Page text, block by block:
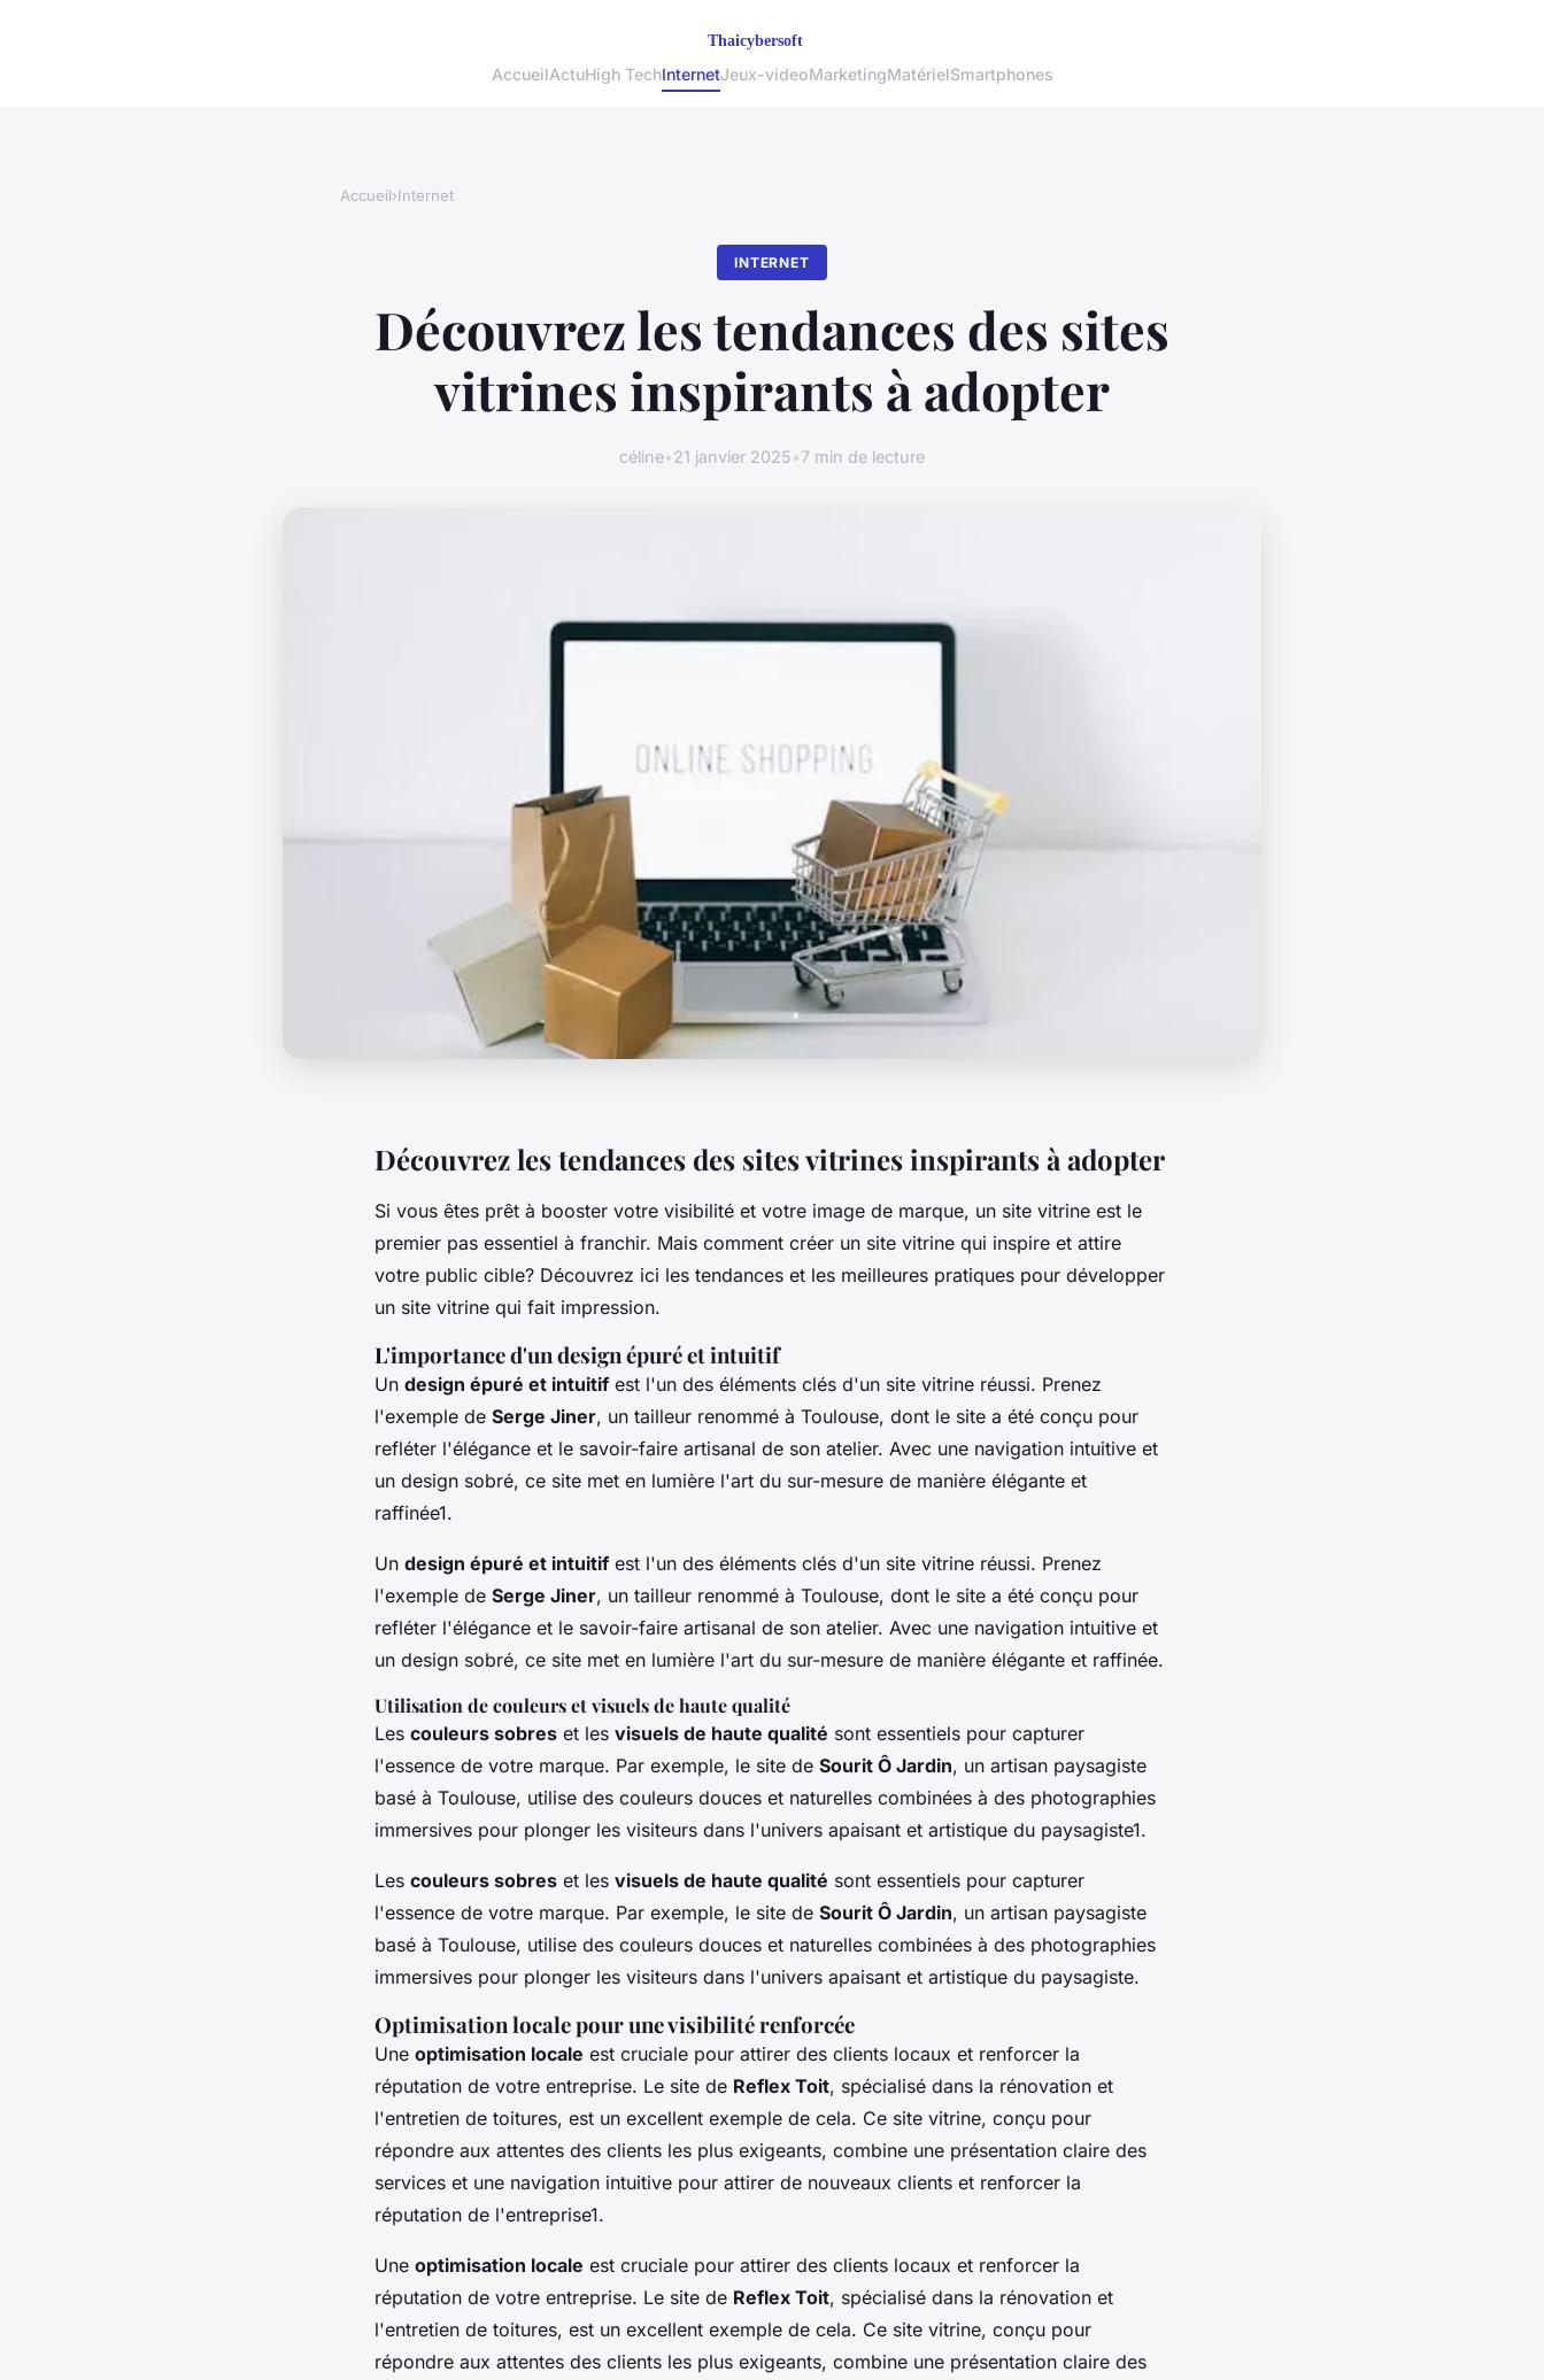
AccueilActuHigh TechInternetJeux-videoMarketingMatérielSmartphones
Accueil›Internet
INTERNET
Découvrez les tendances des sites
vitrines inspirants à adopter
céline•21 janvier 2025•7 min de lecture
Découvrez les tendances des sites vitrines inspirants à adopter
Si vous êtes prêt à booster votre visibilité et votre image de marque, un site vitrine est le
premier pas essentiel à franchir. Mais comment créer un site vitrine qui inspire et attire
votre public cible? Découvrez ici les tendances et les meilleures pratiques pour développer
un site vitrine qui fait impression.
L'importance d'un design épuré et intuitif
Un design épuré et intuitif est l'un des éléments clés d'un site vitrine réussi. Prenez
l'exemple de Serge Jiner, un tailleur renommé à Toulouse, dont le site a été conçu pour
refléter l'élégance et le savoir-faire artisanal de son atelier. Avec une navigation intuitive et
un design sobré, ce site met en lumière l'art du sur-mesure de manière élégante et
raffinée1.
Un design épuré et intuitif est l'un des éléments clés d'un site vitrine réussi. Prenez
l'exemple de Serge Jiner, un tailleur renommé à Toulouse, dont le site a été conçu pour
refléter l'élégance et le savoir-faire artisanal de son atelier. Avec une navigation intuitive et
un design sobré, ce site met en lumière l'art du sur-mesure de manière élégante et raffinée.
Utilisation de couleurs et visuels de haute qualité
Les couleurs sobres et les visuels de haute qualité sont essentiels pour capturer
l'essence de votre marque. Par exemple, le site de Sourit Ô Jardin, un artisan paysagiste
basé à Toulouse, utilise des couleurs douces et naturelles combinées à des photographies
immersives pour plonger les visiteurs dans l'univers apaisant et artistique du paysagiste1.
Les couleurs sobres et les visuels de haute qualité sont essentiels pour capturer
l'essence de votre marque. Par exemple, le site de Sourit Ô Jardin, un artisan paysagiste
basé à Toulouse, utilise des couleurs douces et naturelles combinées à des photographies
immersives pour plonger les visiteurs dans l'univers apaisant et artistique du paysagiste.
Optimisation locale pour une visibilité renforcée
Une optimisation locale est cruciale pour attirer des clients locaux et renforcer la
réputation de votre entreprise. Le site de Reflex Toit, spécialisé dans la rénovation et
l'entretien de toitures, est un excellent exemple de cela. Ce site vitrine, conçu pour
répondre aux attentes des clients les plus exigeants, combine une présentation claire des
services et une navigation intuitive pour attirer de nouveaux clients et renforcer la
réputation de l'entreprise1.
Une optimisation locale est cruciale pour attirer des clients locaux et renforcer la
réputation de votre entreprise. Le site de Reflex Toit, spécialisé dans la rénovation et
l'entretien de toitures, est un excellent exemple de cela. Ce site vitrine, conçu pour
répondre aux attentes des clients les plus exigeants, combine une présentation claire des